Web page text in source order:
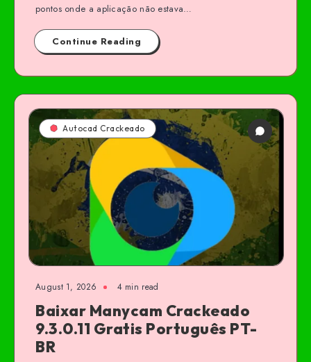
pontos onde a aplicação não estava…
Continue Reading
Autocad Crackeado
August 1, 2026 4 min read
Baixar Manycam Crackeado
9.3.0.11 Gratis Português PT-
BR